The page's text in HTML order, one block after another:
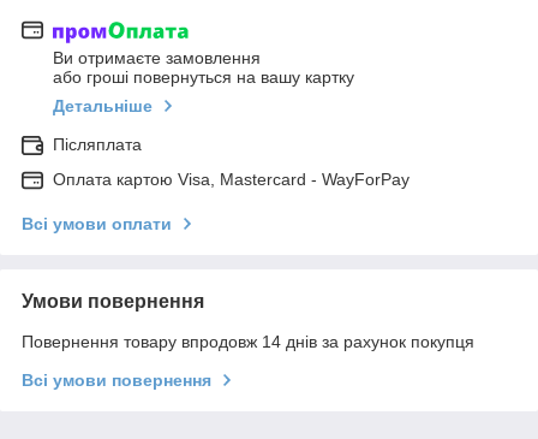
Ви отримаєте замовлення
або гроші повернуться на вашу картку
Детальніше
Післяплата
Оплата картою Visa, Mastercard - WayForPay
Всі умови оплати
Умови повернення
Повернення товару впродовж 14 днів за рахунок покупця
Всі умови повернення